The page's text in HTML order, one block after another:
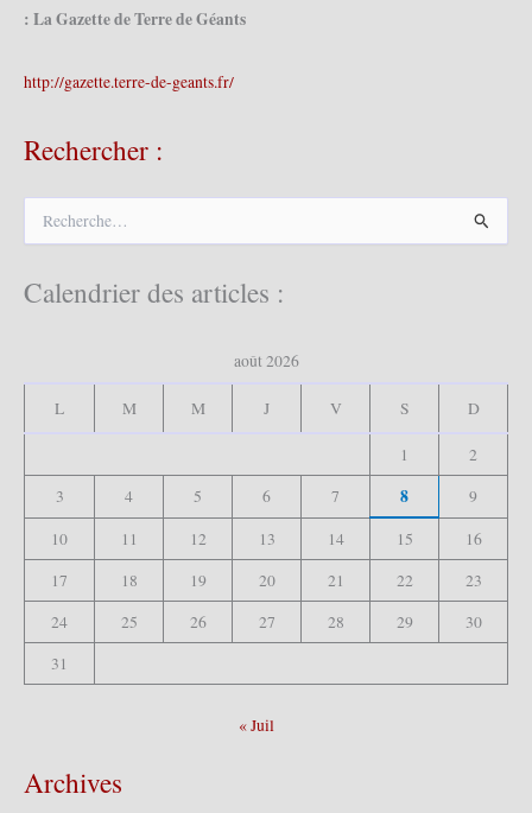
: La Gazette de Terre de Géants
http://gazette.terre-de-geants.fr/
Rechercher :
h
e
Calendrier des articles :
août 2026
L M M J V S D
1
2
3
4 5 6 7 8
9
10
11 12 13 14 15
16
17
18 19 20 21 22
23
24
25 26 27 28 29
30
31
« Juil
Archives